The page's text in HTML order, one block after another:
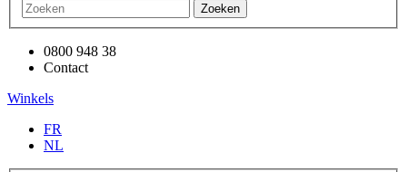
Zoeken
0800 948 38
Contact
Winkels
FR
NL